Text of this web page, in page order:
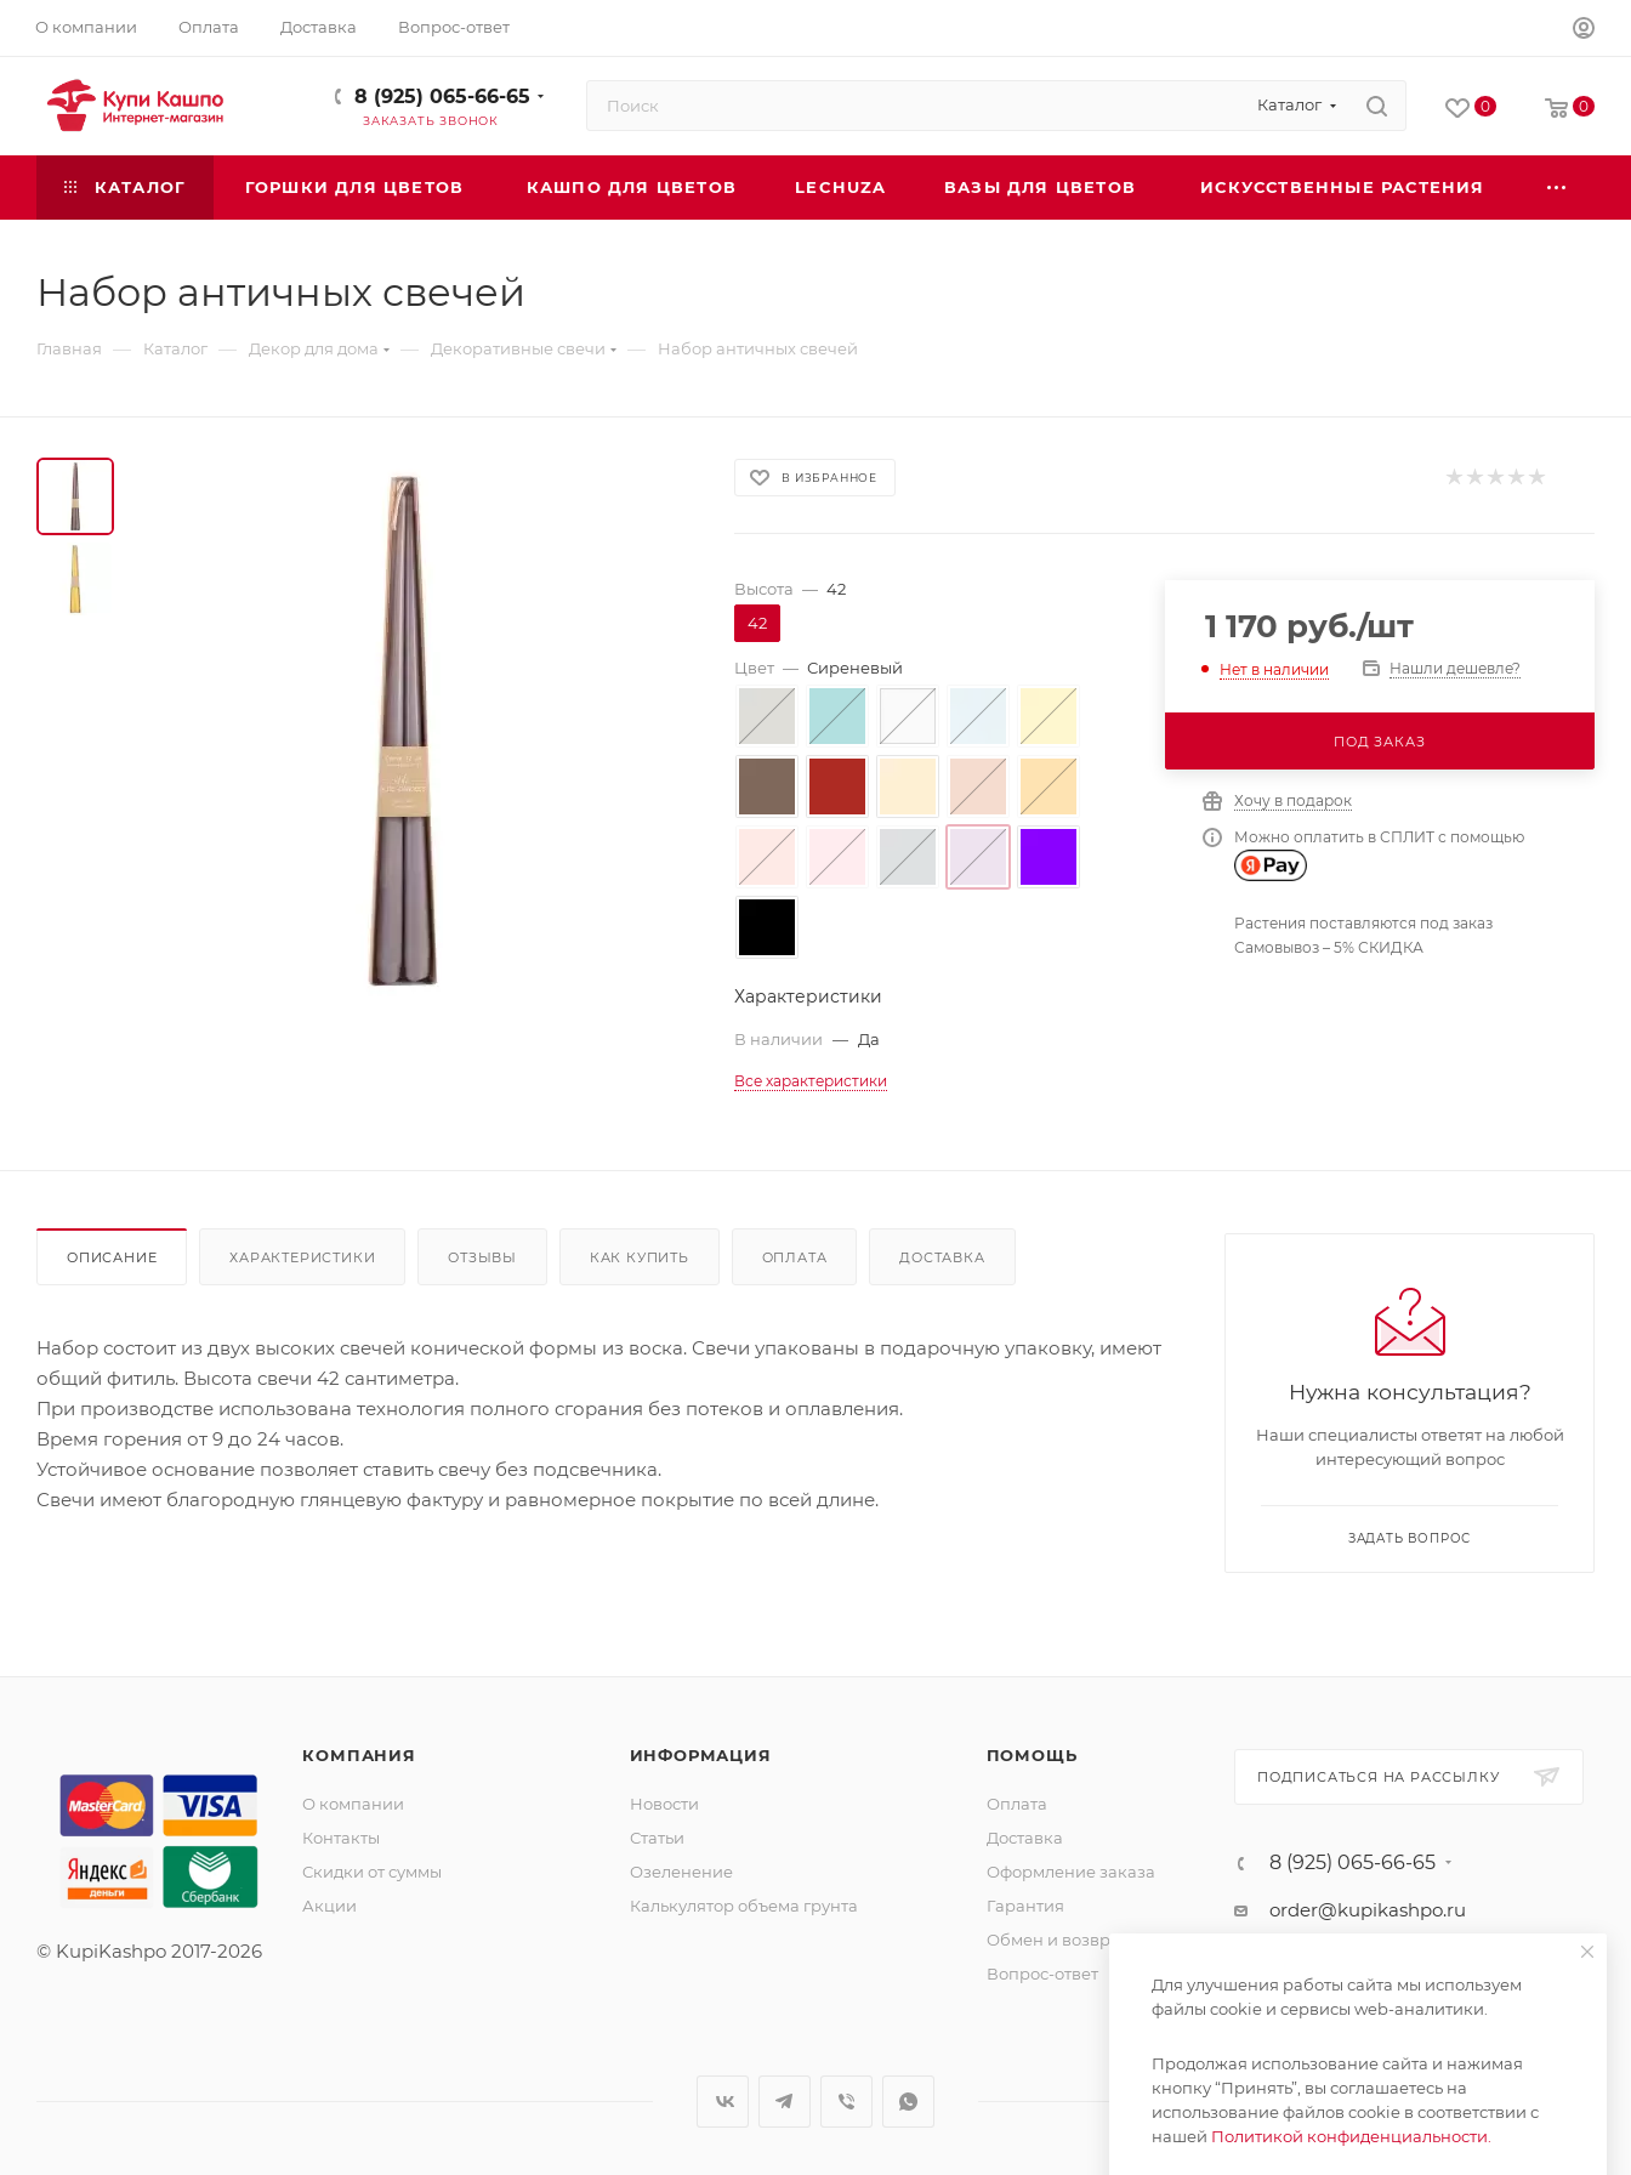
О компании Оплата Доставка Вопрос-ответ
8 (925) 065-66-65
ЗАКАЗАТЬ ЗВОНОК
Каталог 0 0
КАТАЛОГ ГОРШКИ ДЛЯ ЦВЕТОВ КАШПО ДЛЯ ЦВЕТОВ LECHUZA ВАЗЫ ДЛЯ ЦВЕТОВ ИСКУССТВЕННЫЕ РАСТЕНИЯ
Набор античных свечей
Главная — Каталог — Декор для дома — Декоративные свечи — Набор античных свечей
В ИЗБРАННОЕ
Высота — 42
42
Цвет — Сиреневый
Характеристики
В наличии — Да
Все характеристики
1 170 руб./шт
Нет в наличии Нашли дешевле?
ПОД ЗАКАЗ
Хочу в подарок
Можно оплатить в СПЛИТ с помощью
Растения поставляются под заказ
Самовывоз – 5% СКИДКА
ОПИСАНИЕ ХАРАКТЕРИСТИКИ ОТЗЫВЫ КАК КУПИТЬ ОПЛАТА ДОСТАВКА
Набор состоит из двух высоких свечей конической формы из воска. Свечи упакованы в подарочную упаковку, имеют
общий фитиль. Высота свечи 42 сантиметра.
При производстве использована технология полного сгорания без потеков и оплавления.
Время горения от 9 до 24 часов.
Устойчивое основание позволяет ставить свечу без подсвечника.
Свечи имеют благородную глянцевую фактуру и равномерное покрытие по всей длине.
Нужна консультация?
Наши специалисты ответят на любой
интересующий вопрос
ЗАДАТЬ ВОПРОС
© KupiKashpo 2017-2026
КОМПАНИЯ
О компании
Контакты
Скидки от суммы
Акции
ИНФОРМАЦИЯ
Новости
Статьи
Озеленение
Калькулятор объема грунта
ПОМОЩЬ
Оплата
Доставка
Оформление заказа
Гарантия
Обмен и возврат
Вопрос-ответ
ПОДПИСАТЬСЯ НА РАССЫЛКУ
8 (925) 065-66-65
order@kupikashpo.ru
Для улучшения работы сайта мы используем
файлы cookie и сервисы web-аналитики.
Продолжая использование сайта и нажимая
кнопку “Принять”, вы соглашаетесь на
использование файлов cookie в соответствии с
нашей Политикой конфиденциальности.